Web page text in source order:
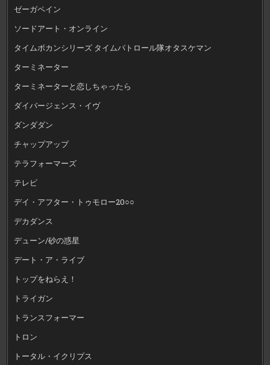
ゼーガペイン
ソードアート・オンライン
タイムボカンシリーズ タイムパトロール隊オタスケマン
ターミネーター
ターミネーターと恋しちゃったら
ダイバージェンス・イヴ
ダンダダン
チャップアップ
テラフォーマーズ
テレビ
デイ・アフター・トゥモロー20○○
デカダンス
デューン/砂の惑星
デート・ア・ライブ
トップをねらえ！
トライガン
トランスフォーマー
トロン
トータル・イクリプス